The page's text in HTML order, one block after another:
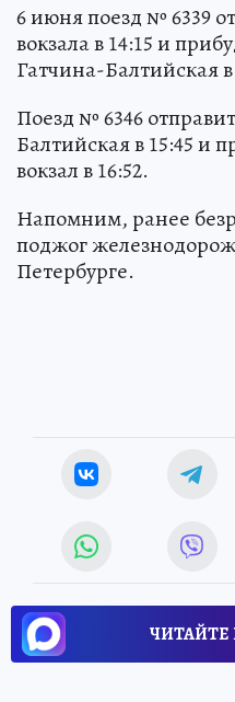
6 июня поезд № 6339
вокзала в 14:15 и
Гатчина-Балтийская в
Поезд № 6346
Балтийская в 15:45 и
вокзал в 16:52.
Напомним, ранее
поджог
Петербурге.
ЧИТАЙТЕ